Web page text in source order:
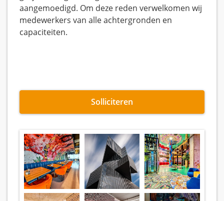
aangemoedigd. Om deze reden verwelkomen wij
medewerkers van alle achtergronden en
capaciteiten.
Solliciteren